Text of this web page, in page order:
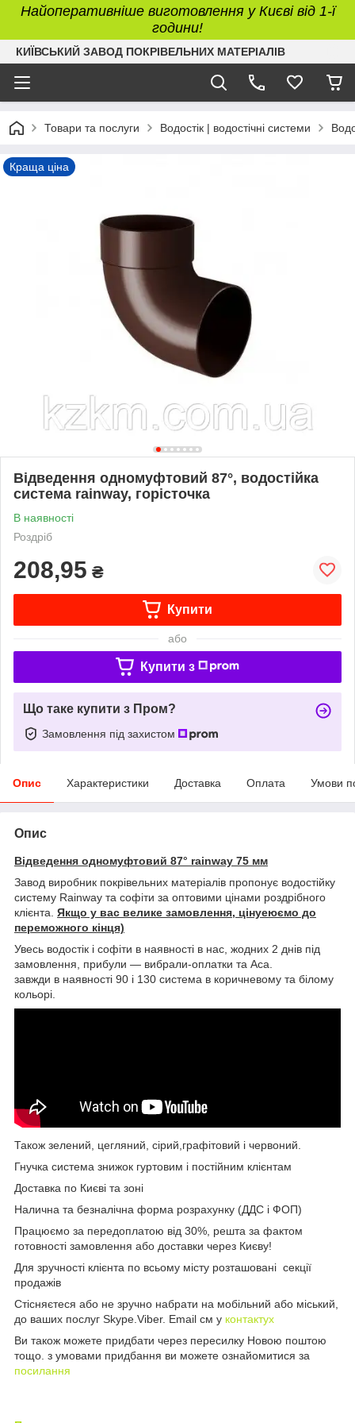
Найоперативніше виготовлення у Києві від 1-ї
години!
КИЇВСЬКИЙ ЗАВОД ПОКРІВЕЛЬНИХ МАТЕРІАЛІВ
Товари та послуги Водостік | водостічні системи
Краща ціна
Відведення одномуфтовий 87°, водостійка
система rainway, горісточка
В наявності
Роздріб
208,95 ₴
Купити
або
Купити з
Що таке купити з Пром?
Замовлення під захистом
Опис Характеристики Доставка Оплата Умови
Опис
Відведення одномуфтовий 87° rainway 75 мм
Завод виробник покрівельних матеріалів пропонує водостійку
систему Rainway та софіти за оптовими цінами роздрібного
клієнта. Якщо у вас велике замовлення, цінуеюємо до
переможного кінця)
Увесь водостік і софіти в наявності в нас, жодних 2 днів під
замовлення, прибули — вибрали-оплатки та Аса.
завжди в наявності 90 і 130 система в коричневому та білому
кольорі.
Також зелений, цегляний, сірий,графітовий і червоний.
Гнучка система знижок гуртовим і постійним клієнтам
Доставка по Києві та зоні
Налична та безналічна форма розрахунку (ДДС і ФОП)
Працюємо за передоплатою від 30%, решта за фактом
готовності замовлення або доставки через Києву!
Для зручності клієнта по всьому місту розташовані секції
продажів
Стісняєтеся або не зручно набрати на мобільний або міський,
до ваших послуг Skype.Viber. Email см у контактух
Ви також можете придбати через пересилку Новою поштою
тощо. з умовами придбання ви можете ознайомитися за
посилання